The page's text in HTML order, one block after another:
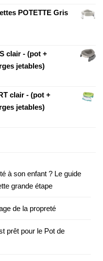
POTETTE Gris
clair - (pot +
jetables)
clair - (pot +
jetables)
à son enfant ? Le guide
grande étape
de la propreté
prêt pour le Pot de